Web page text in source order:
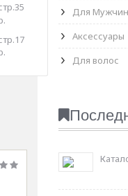
Для Мужчин
Аксессуары
Для волос